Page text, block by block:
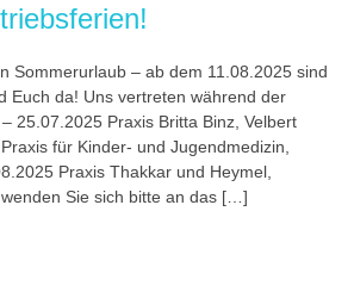
Sommerurlaub – ab dem 11.08.2025 sind
Euch da! Uns vertreten während der
25.07.2025 Praxis Britta Binz, Velbert
für Kinder- und Jugendmedizin,
Praxis Thakkar und Heymel,
Sie sich bitte an das […]